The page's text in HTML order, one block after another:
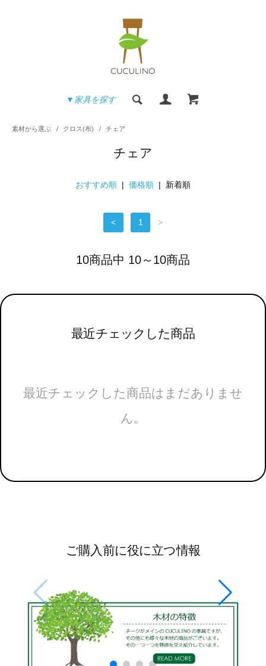
▼家具を探す
素材から選ぶ / クロス(布) / チェア
チェア
おすすめ順 | 価格順 | 新着順
< 1 >
10商品中 10～10商品
最近チェックした商品
最近チェックした商品はまだありませ
ん。
ご購入前に役に立つ情報